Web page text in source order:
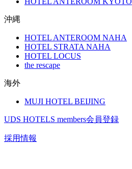
沖縄
HOTEL ANTEROOM NAHA
HOTEL STRATA NAHA
HOTEL LOCUS
the rescape
海外
MUJI HOTEL BEIJING
UDS HOTELS members会員登録
採用情報